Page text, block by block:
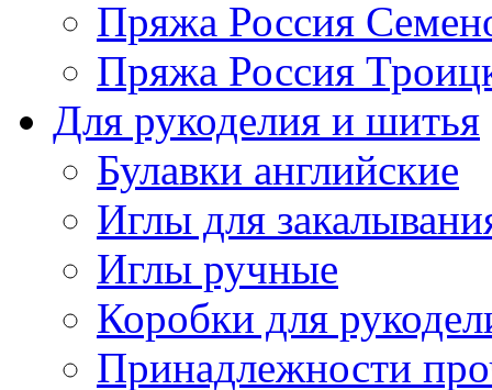
Пряжа Россия
Пряжа Россия
Для рукоделия и шитья
Булавки английские
Иглы для
Иглы ручные
Коробки для
Принадлежности